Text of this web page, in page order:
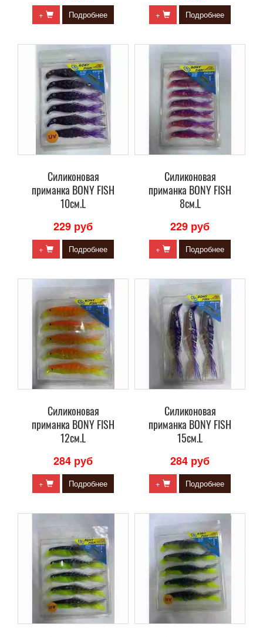
+ Подробнее + Подробнее
Силиконовая
приманка BONY FISH
10см.L
229 руб
+ Подробнее
Силиконовая
приманка BONY FISH
8см.L
229 руб
+ Подробнее
Силиконовая
приманка BONY FISH
12см.L
284 руб
+ Подробнее
Силиконовая
приманка BONY FISH
15см.L
284 руб
+ Подробнее